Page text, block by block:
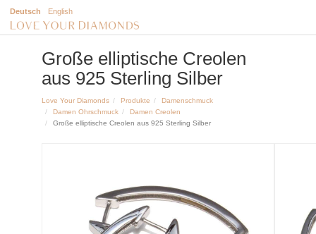
Deutsch English
Große elliptische Creolen
aus 925 Sterling Silber
Love Your Diamonds Produkte
Damenschmuck
Damen Ohrschmuck
Damen Creolen
Große elliptische Creolen aus 925 Sterling Silber